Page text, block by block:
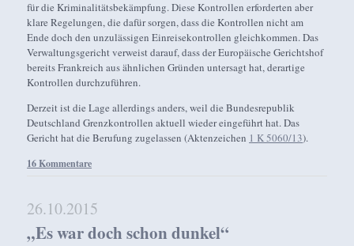
für die Kriminalitätsbekämpfung. Diese Kontrollen erforderten aber
klare Regelungen, die dafür sorgen, dass die Kontrollen nicht am
Ende doch den unzulässigen Einreisekontrollen gleichkommen. Das
Verwaltungsgericht verweist darauf, dass der Europäische Gerichtshof
bereits Frankreich aus ähnlichen Gründen untersagt hat, derartige
Kontrollen durchzuführen.
Derzeit ist die Lage allerdings anders, weil die Bundesrepublik
Deutschland Grenzkontrollen aktuell wieder eingeführt hat. Das
Gericht hat die Berufung zugelassen (Aktenzeichen 1 K 5060/13).
16 Kommentare
26.10.2015
„Es war doch schon dunkel“